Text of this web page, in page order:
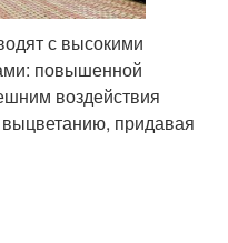
с высокими
повышенной
воздействия
придавая